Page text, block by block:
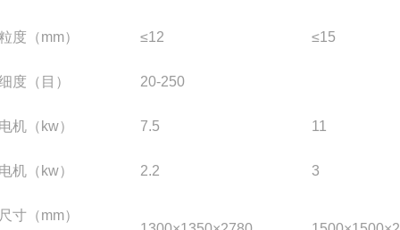
度（mm） ≤12 ≤15
度（目） 20-250
机（kw） 7.5 11
机（kw） 2.2 3
寸（mm）